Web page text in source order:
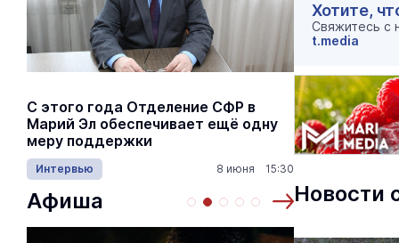
С этого года Отделение СФР в
Марий Эл обеспечивает ещё одну
меру поддержки
Интервью 8 июня 15:30
Алексей
Шкетана:
лёгких
Афиша
Хотите,
Свяжитесь с
t.media
Новости